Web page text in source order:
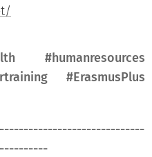
#humanresources
#ErasmusPlus